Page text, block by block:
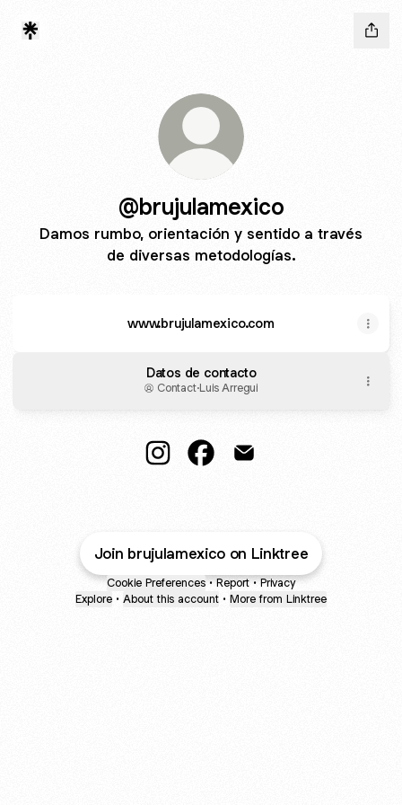
@brujulamexico
Damos rumbo, orientación y sentido a través
de diversas metodologías.
www.brujulamexico.com
Datos de contacto
Contact·Luis Arregui
Join brujulamexico on Linktree
Cookie Preferences • Report • Privacy
Explore • About this account • More from Linktree